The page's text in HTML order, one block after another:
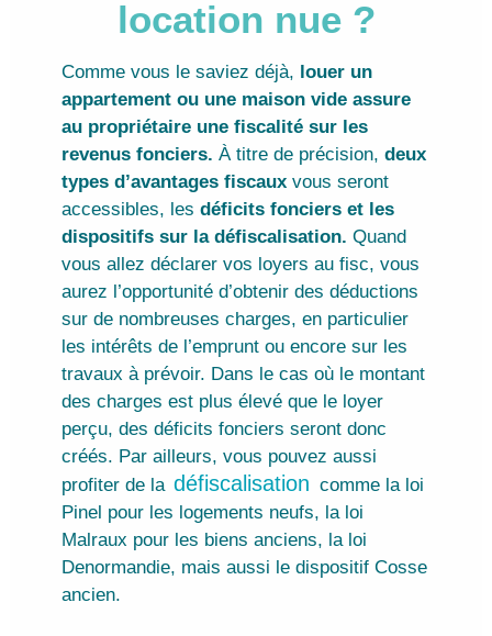
location nue ?
Comme vous le saviez déjà, louer un
appartement ou une maison vide assure
au propriétaire une fiscalité sur les
revenus fonciers. À titre de précision, deux
types d’avantages fiscaux vous seront
accessibles, lesdéficits fonciers et les
dispositifs sur la défiscalisation. Quand
vous allez déclarer vos loyers au fisc, vous
aurez l’opportunité d’obtenir des déductions
sur de nombreuses charges, en particulier
les intérêts de l’emprunt ou encore sur les
travaux à prévoir. Dans le cas où le montant
des charges est plus élevé que le loyer
perçu, des déficits fonciers seront donc
créés. Par ailleurs, vous pouvez aussi
profiter de la défiscalisation comme la loi
Pinel pour les logements neufs, la loi
Malraux pour les biens anciens, la loi
Denormandie, mais aussi le dispositif Cosse
ancien.